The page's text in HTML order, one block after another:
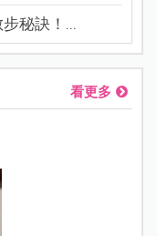
秘訣！...
看更多